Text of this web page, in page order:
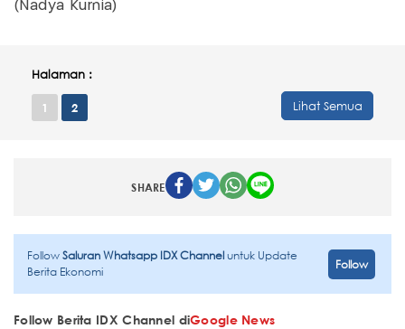
(Nadya Kurnia)
Halaman :
1 2 Lihat Semua
SHARE
FollowSaluran Whatsapp IDX Channeluntuk Update
Berita Ekonomi
Follow
Follow Berita IDX Channel diGoogle News